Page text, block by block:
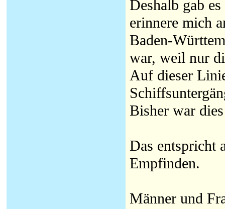
Deshalb gab
erinnere mich
Baden-
war, weil nur
Auf dieser
Bisher war
Das entspricht
Empfinden.
Männer und